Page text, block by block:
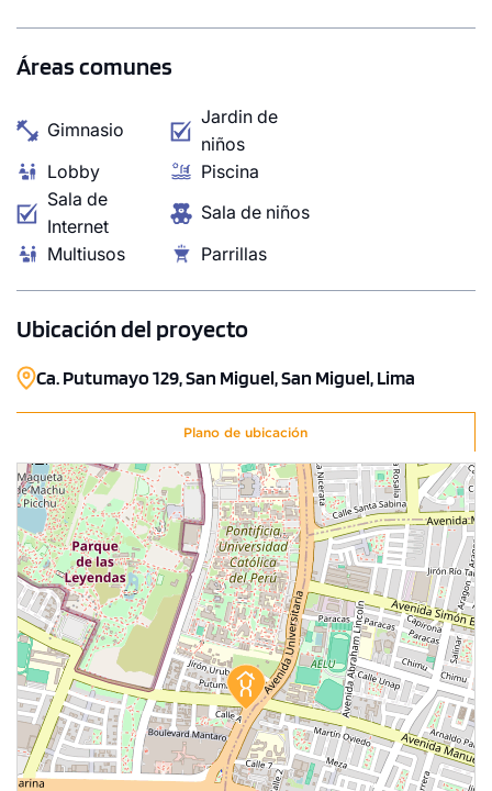
Desde
Modelo Tipo 1102
76.50 m²
2 dorms.
1 unidad disponible
Desde
S/ 795,750
Áreas comunes
Gimnasio
Jardin de
niños
Lobby
Piscina
Sala de
Internet
Sala de niños
Multiusos
Parrillas
Ubicación del proyecto
Ca. Putumayo 129, San Miguel, San Miguel, Lima
Plano de ubicación